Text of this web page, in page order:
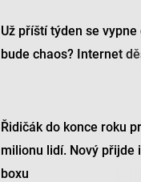
Už příští týden se
bude chaos? Internet
Řidičák do konce roku
milionu lidí. Nový přijde
boxu